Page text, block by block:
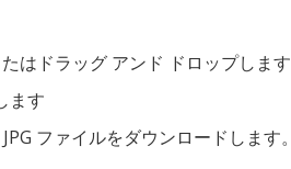
はドラッグ アンド ドロップします
ます
ファイルをダウンロードします。